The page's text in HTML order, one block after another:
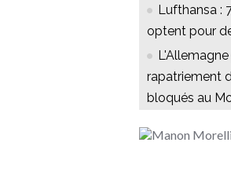
Lufthansa :
optent pour
rapatriement
bloqués au